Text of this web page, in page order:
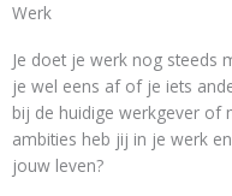
Werk
Je doet je werk nog steeds
je wel eens af of je iets
bij de huidige werkgever of
ambities heb jij in je werk
jouw leven?